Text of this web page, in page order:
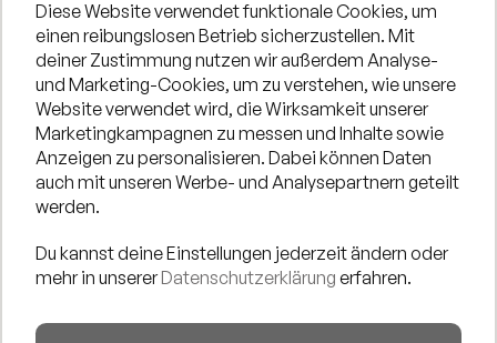
Personen).
4. 🛒 Merchandise-Verkauf
Zusätzlich könnt ihr folgende Merch-Artikel käuflich
erwerben
•T-Shirtsmit Studio-Designs
•
•Pflegeprodukte / Tattoo-Creme
vor Ort).
Diese Website verwendet funktionale Cookies, um
einen reibungslosen Betrieb sicherzustellen. Mit
deiner Zustimmung nutzen wir außerdem Analyse-
und Marketing-Cookies, um zu verstehen, wie unsere
Website verwendet wird, die Wirksamkeit unserer
Marketingkampagnen zu messen und Inhalte sowie
Anzeigen zu personalisieren. Dabei können Daten
auch mit unseren Werbe- und Analysepartnern geteilt
werden.
Du kannst deine Einstellungen jederzeit ändern oder
mehr in unsererDatenschutzerklärung erfahren.